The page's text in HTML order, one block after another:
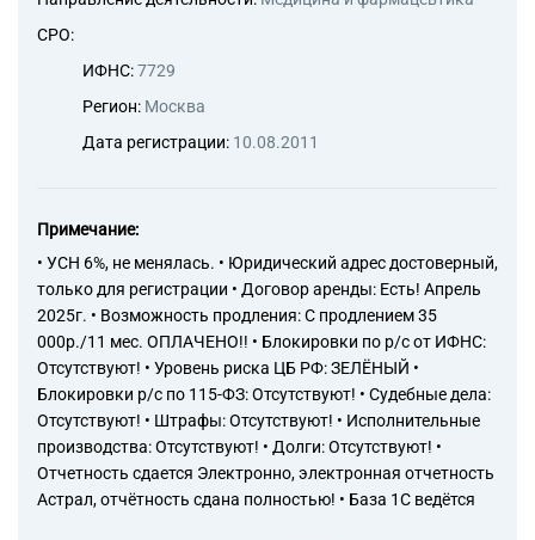
СРО:
ИФНС:7729
Регион: Москва
Дата регистрации: 10.08.2011
Примечание:
• УСН 6%, не менялась. • Юридический адрес достоверный,
только для регистрации • Договор аренды: Есть! Апрель
2025г. • Возможность продления: С продлением 35
000р./11 мес. ОПЛАЧЕНО!! • Блокировки по р/с от ИФНС:
Отсутствуют! • Уровень риска ЦБ РФ: ЗЕЛЁНЫЙ •
Блокировки р/с по 115-ФЗ: Отсутствуют! • Судебные дела:
Отсутствуют! • Штрафы: Отсутствуют! • Исполнительные
производства: Отсутствуют! • Долги: Отсутствуют! •
Отчетность сдается Электронно, электронная отчетность
Астрал, отчётность сдана полностью! • База 1С ведётся